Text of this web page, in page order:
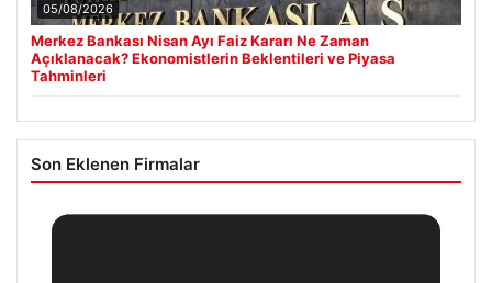
05/08/2026
Merkez Bankası Nisan Ayı Faiz Kararı Ne Zaman
Açıklanacak? Ekonomistlerin Beklentileri ve Piyasa
Tahminleri
Son Eklenen Firmalar